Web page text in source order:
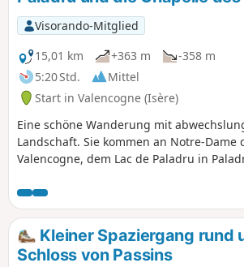
Visorando-Mitglied
15,01 km
+363 m
-358 m
5:20 Std.
Mittel
Start in Valencogne (Isère)
Eine schöne Wanderung mit
Landschaft. Sie kommen an Notre-Dame
Valencogne, dem Lac de Paladru in
Croix im Stil der Dauphiné vorbei.
Länge der Strecke gibt es keine
Wetter haben Sie auf halber Strecke
Blick auf die Bergmassive.
Kleiner Spaziergang rund
Schloss von Passins